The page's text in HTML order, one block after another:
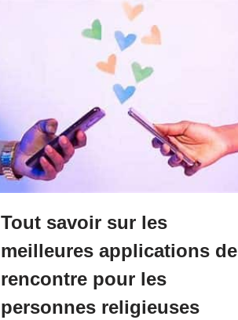
Tout savoir sur les
meilleures applications de
rencontre pour les
personnes religieuses